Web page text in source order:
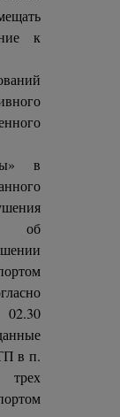
к
в
об
в п.